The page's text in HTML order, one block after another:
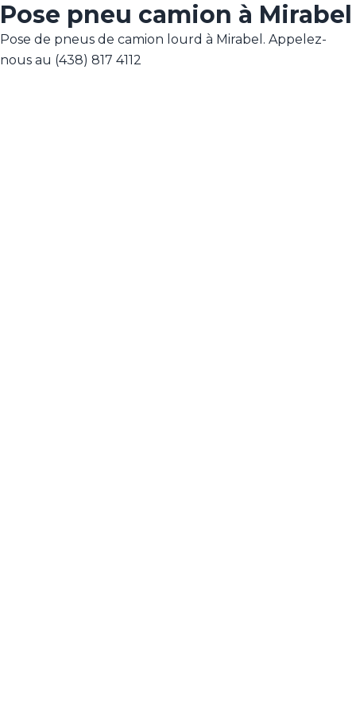
Pose pneu camion à Mirabel
Pose de pneus de camion lourd à Mirabel. Appelez-
nous au (438) 817 4112